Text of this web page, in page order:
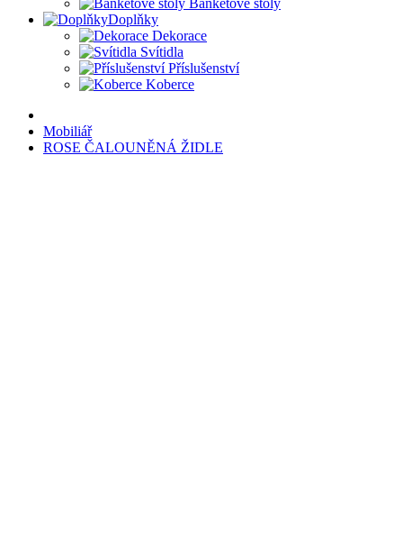
Banketové stoly
Doplňky
Dekorace
Svítidla
Příslušenství
Koberce
Mobiliář
ROSE ČALOUNĚNÁ ŽIDLE